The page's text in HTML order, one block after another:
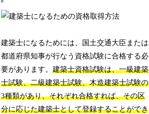
建築士になるためには、国土交通大臣または
都道府県知事が行なう資格試験に合格する必
要があります。建築士資格試験は、一級建築
士試験、二級建築士試験、木造建築士試験の
3種類があり、それぞれ合格すれば、その区
分に応じた建築士として登録することができ